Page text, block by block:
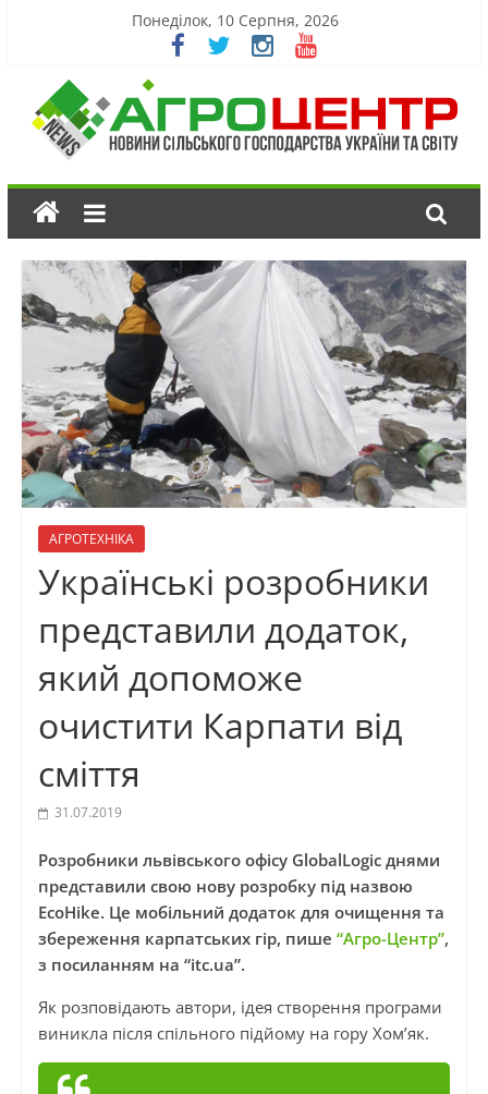
Понеділок, 10 Серпня, 2026
АГРОТЕХНІКА
Українські розробники
представили додаток,
який допоможе
очистити Карпати від
сміття
31.07.2019
Розробники львівського офісу GlobalLogic днями
представили свою нову розробку під назвою
EcoHike. Це мобільний додаток для очищення та
збереження карпатських гір, пише “Агро-Центр”,
з посиланням на “itc.ua”.
Як розповідають автори, ідея створення програми
виникла після спільного підйому на гору Хом’як.